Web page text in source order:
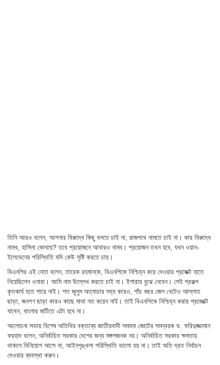
তিনি আরও বলেন, আপনার বিরুদ্ধে কিছু বলতে চাই না, রাজপথে নামতে চাই না। কার বিরুদ্ধে
নামব, হাসিনা কোথায়? তবে প্রয়োজনে আবারও নামব। প্রয়োজন তখন হবে, যখন ওয়ান-
ইলেভেনের পরিস্থিতি যদি কেউ সৃষ্টি করতে চায়।
বিএনপির এই নেতা বলেন, তারেক রহমানকে, বিএনপিকে নিশ্চিহ্ন করে দেওয়ার প্রজেক্ট হাতে
নিয়েছিলেন ওনারা। আমি নাম উল্লেখ করতে চাই না। ইশারায় বুঝে নেবেন। সেই প্রকল্প
কৃতকার্য হতে পারে নাই। শত জুলুম অত্যাচার সহ্য করেও, পাঁচ বছর জেল খেটেও আল্লাহ
ছাড়া, জনগণ ছাড়া কারও কাছে মাথা নত করেন নাই। তাই বিএনপিকে নিশ্চিহ্ন করার প্রজেক্টে
যাবেন, বাংলার মাটিতে এটা হবে না।
আলোচনা সভায় বিশেষ অতিথির বক্তব্যে জাতীয়বাদী সমমনা জোটের সমন্বয়ক ড. ফরিদুজ্জামান
ফরহাদ বলেন, অনির্বাচিত সরকার দেশের জন্য মঙ্গলজনক নয়। অনির্বাচিত সরকার ক্ষমতায়
থাকলে বিনিয়োগ আসে না, আইনশৃঙ্খলা পরিস্থিতি ভালো হয় না। তাই অতি দ্রত নির্বাচন
দেওয়ার ব্যবস্থা করুন।